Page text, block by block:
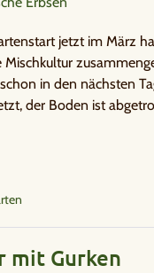
jetzt im März
Mischkultur
in den nächsten
der Boden ist
mit Gurken